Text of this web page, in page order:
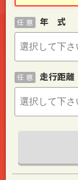
年 式
任 意
走行距離
任 意